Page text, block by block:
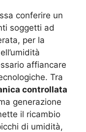
conferire un
soggetti ad
per la
affiancare
Tra
controllata
generazione
il ricambio
di umidità,